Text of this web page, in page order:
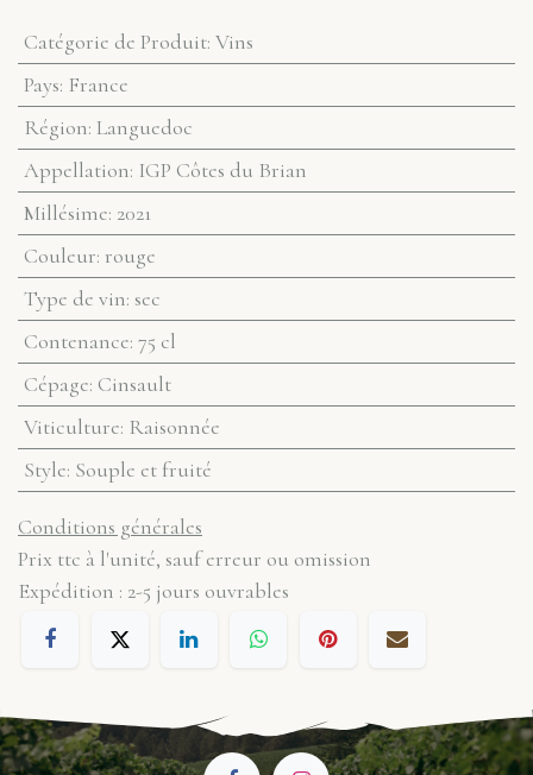
Catégorie de Produit: Vins
Pays: France
Région: Languedoc
Appellation: IGP Côtes du Brian
Millésime: 2021
Couleur: rouge
Type de vin: sec
Contenance: 75 cl
Cépage: Cinsault
Viticulture: Raisonnée
Style: Souple et fruité
Conditions générales
Prix ttc à l'unité, sauf erreur ou omission
Expédition : 2-5 jours ouvrables